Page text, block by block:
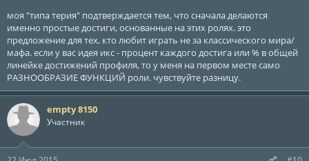
моя "типа терия" подтверждается тем, что сначала делаются
именно простые достиги, основанные на этих ролях. это
предложение для тех, кто любит играть не за классического мира/
мафа. если у вас идея икс - процент каждого достига или % в общей
линейке достижений профиля, то у меня на первом месте само
РАЗНООБРАЗИЕ ФУНКЦИЙ роли. чувствуйте разницу.
empty 8150
Участник